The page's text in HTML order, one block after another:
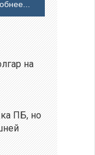
на
ПБ, но